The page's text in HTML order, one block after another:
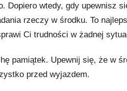
Dopiero wtedy, gdy upewnisz
rzeczy w środku. To
Ci trudności w żadnej
pamiątek. Upewnij się, że w
przed wyjazdem.